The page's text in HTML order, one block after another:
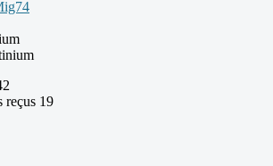
reçus 19